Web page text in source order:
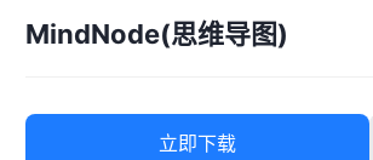
MindNode(思维导图)
立即下载